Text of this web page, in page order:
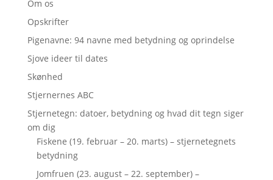
Om os
Opskrifter
Pigenavne: 94 navne med betydning og oprindelse
Sjove ideer til dates
Skønhed
Stjernernes ABC
Stjernetegn: datoer, betydning og hvad dit tegn siger
om dig
Fiskene (19. februar – 20. marts) – stjernetegnets
betydning
Jomfruen (23. august – 22. september) –